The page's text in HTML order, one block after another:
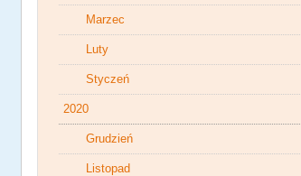
Marzec
Luty
Styczeń
2020
Grudzień
Listopad